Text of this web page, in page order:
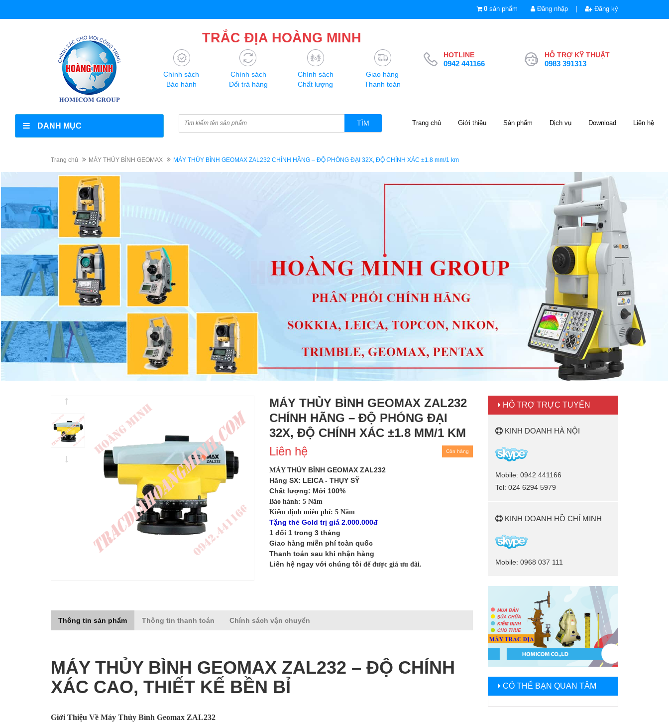
0 sản phẩm Đăng nhập | Đăng ký
TRẮC ĐỊA HOÀNG MINH
Chính sách
Bảo hành
Chính sách
Đổi trả hàng
Chính sách
Chất lượng
Giao hàng
Thanh toán
HOTLINE
0942 441166
HỖ TRỢ KỸ THUẬT
0983 391313
DANH MỤC TÌM Trang chủ Giới thiệu Sản phẩm Dịch vụ Download Liên hệ
Trang chủ MÁY THỦY BÌNH GEOMAX MÁY THỦY BÌNH GEOMAX ZAL232 CHÍNH HÃNG – ĐỘ PHÓNG ĐẠI 32X, ĐỘ CHÍNH XÁC ±1.8 mm/1 km
MÁY THỦY BÌNH GEOMAX ZAL232
CHÍNH HÃNG – ĐỘ PHÓNG ĐẠI
32X, ĐỘ CHÍNH XÁC ±1.8 MM/1 KM
Liên hệ
Còn hàng
MÁY THỦY BÌNH GEOMAX ZAL232
Hãng SX: LEICA - THỤY SỸ
Chất lượng: Mới 100%
Bảo hành: 5 Năm
Kiểm định miễn phí: 5 Năm
Tặng thẻ Gold trị giá 2.000.000đ
1 đổi 1 trong 3 tháng
Giao hàng miễn phí toàn quốc
Thanh toán sau khi nhận hàng
Liên hệ ngay với chúng tôi để được giá ưu đãi.
Thông tin sản phẩm Thông tin thanh toán Chính sách vận chuyển
MÁY THỦY BÌNH GEOMAX ZAL232 – ĐỘ CHÍNH
XÁC CAO, THIẾT KẾ BỀN BỈ
Giới Thiệu Về Máy Thủy Bình Geomax ZAL232
HỖ TRỢ TRỰC TUYẾN
KINH DOANH HÀ NỘI
Mobile: 0942 441166
Tel: 024 6294 5979
KINH DOANH HỒ CHÍ MINH
Mobile: 0968 037 111
CÓ THỂ BẠN QUAN TÂM